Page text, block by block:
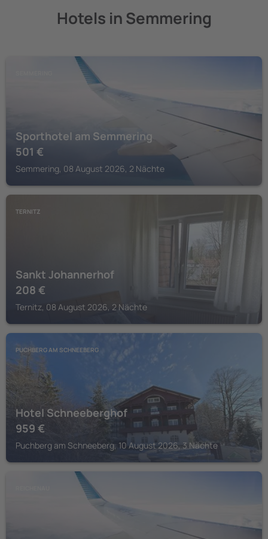
Hotels in Semmering
Sporthotel am Semmering
501 €
Semmering, 08 August 2026, 2 Nächte
TERNITZ
Sankt Johannerhof
208 €
Ternitz, 08 August 2026, 2 Nächte
PUCHBERG AM SCHNEEBERG
Hotel Schneeberghof
959 €
Puchberg am Schneeberg, 10 August 2026, 3 Nächte